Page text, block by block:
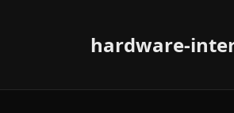
hardware-